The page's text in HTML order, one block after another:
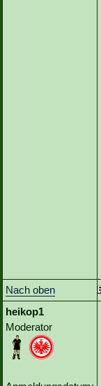
Nach oben
heikop1
Moderator